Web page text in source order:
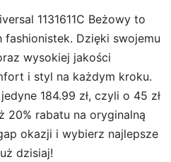
1131611C Beżowy to
fashionistek. Dzięki swojemu
wysokiej jakości
i styl na każdym kroku.
184.99 zł, czyli o 45 zł
20% rabatu na oryginalną
okazji i wybierz najlepsze
dzisiaj!